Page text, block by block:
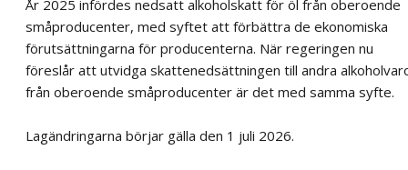
År 2025 infördes nedsatt alkoholskatt för öl från oberoende
småproducenter, med syftet att förbättra de ekonomiska
förutsättningarna för producenterna. När regeringen nu
föreslår att utvidga skattenedsättningen till andra
från oberoende småproducenter är det med samma syfte.
Lagändringarna börjar gälla den 1 juli 2026.